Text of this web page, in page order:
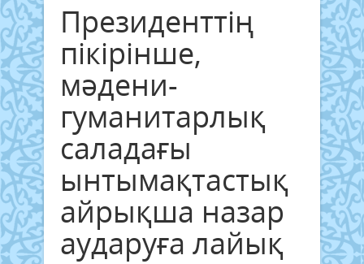
Президенттің
пікірінше,
мәдени-
гуманитарлық
саладағы
ынтымақтастық
айрықша назар
аударуға лайық